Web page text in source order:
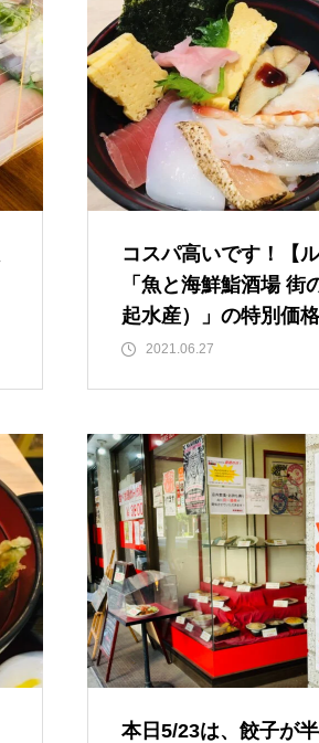
コスパ高いです！【
「魚と海鮮鮨酒場 街
起水産）」の特別価
丼＋小うどん＋刻み
ルクア大阪 地下2階
ケット内【JＲ大阪駅
2021.06.27
本日5/23は、餃子が